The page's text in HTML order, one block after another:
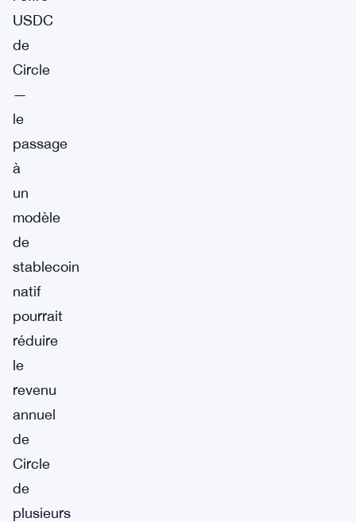
USDC
de
Circle
—
le
passage
à
un
modèle
de
stablecoin
natif
pourrait
réduire
le
revenu
annuel
de
Circle
de
plusieurs